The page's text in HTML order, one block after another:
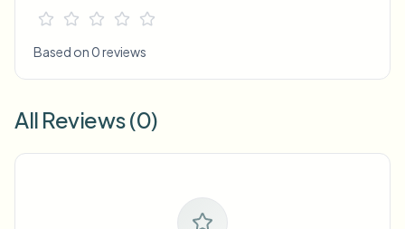
Based on 0 reviews
All Reviews (0)